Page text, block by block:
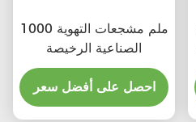
1000 ملم مشجعات التهوية
الصناعية الرخيصة
احصل على أفضل سعر